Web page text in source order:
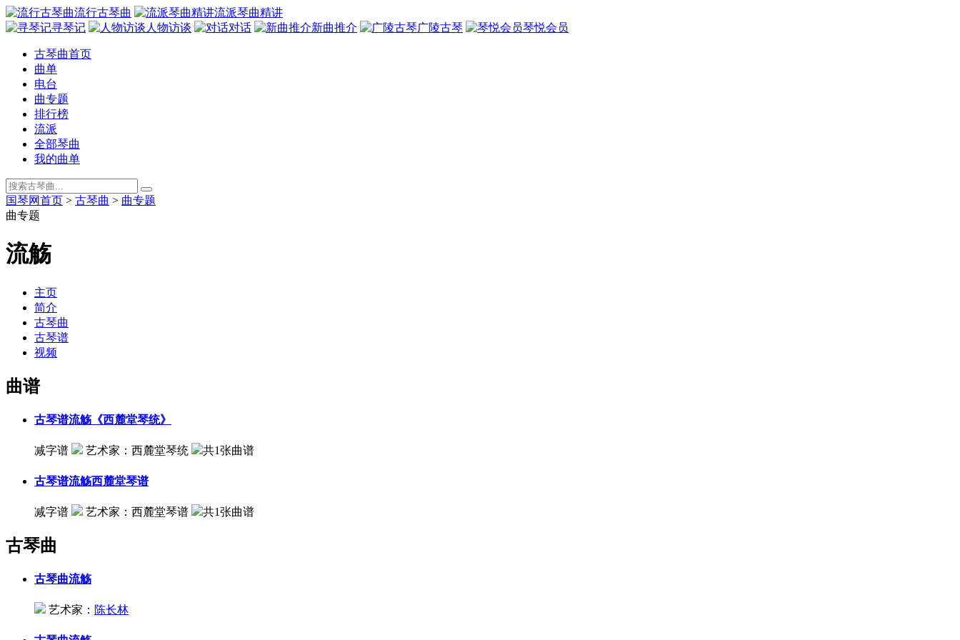
流行古琴曲
流派琴曲精讲
寻琴记
人物访谈 对话 新曲推介 广陵古琴 琴悦会员
古琴曲首页
曲单
电台
曲专题
排行榜
流派
全部琴曲
我的曲单
国琴网首页 > 古琴曲 > 曲专题
曲专题
流觞
主页
简介
古琴曲
古琴谱
视频
曲谱
古琴谱流觞《西麓堂琴统》
减字谱 艺术家： 西麓堂琴统 共1张曲谱
古琴谱流觞西麓堂琴谱
减字谱 艺术家： 西麓堂琴谱 共1张曲谱
古琴曲
古琴曲流觞
艺术家： 陈长林